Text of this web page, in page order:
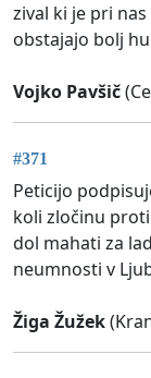
zival ki je pri
obstajajo bolj
Vojko Pavšič
#371
Peticijo
koli zločinu
dol mahati za
neumnosti v
Žiga Žužek